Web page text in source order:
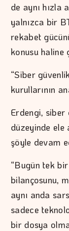
de aynı hızla
yalnızca bir
rekabet
konusu haline
“Siber
kurullarının
Erdengi,
düzeyinde ele
şöyle devam
“Bugün tek
bilançosunu,
aynı anda
sadece
bir dosya